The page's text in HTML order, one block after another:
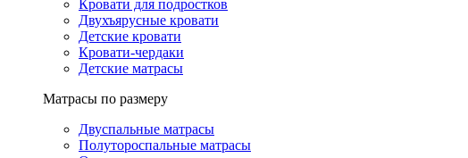
Кровати для подростков
Двухъярусные кровати
Детские кровати
Кровати-чердаки
Детские матрасы
Матрасы по размеру
Двуспальные матрасы
Полутороспальные матрасы